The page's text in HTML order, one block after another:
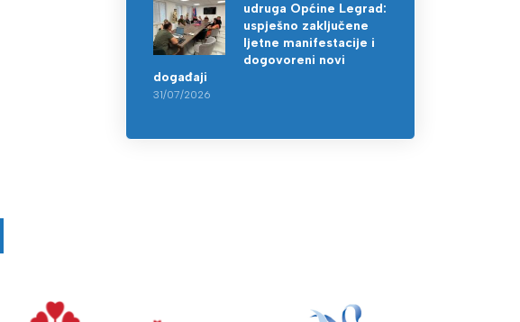
udruga Općine Legrad:
uspješno zaključene
ljetne manifestacije i
dogovoreni novi
događaji
31/07/2026